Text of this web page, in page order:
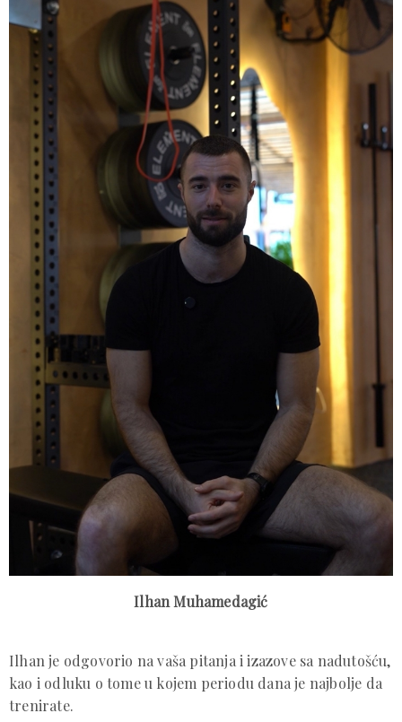
Ilhan Muhamedagić
Ilhan je odgovorio na vaša pitanja i izazove sa nadutošću,
kao i odluku o tome u kojem periodu dana je najbolje da
trenirate.